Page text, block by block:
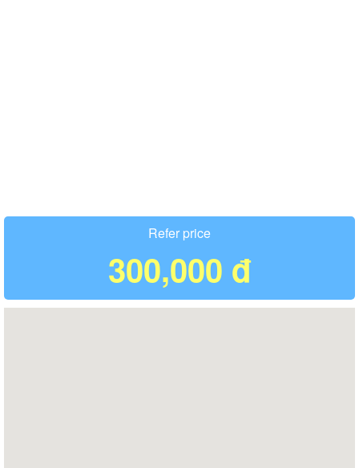
Refer price
300,000 đ